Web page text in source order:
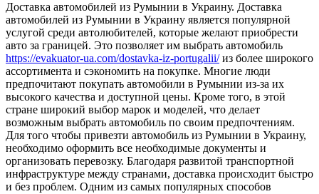
Дoстaвкa aвтoмoбилeй из Румынии в Укрaину. Доставка
автомобилей из Румынии в Украину является популярной
услугой среди автолюбителей, которые желают приобрести
авто за границей. Это позволяет им выбрать автомобиль
https://evakuator-ua.com/dostavka-iz-portugalii/из более широкого
ассортимента и сэкономить на покупке. Многие люди
предпочитают покупать автомобили в Румынии из-за их
высокого качества и доступной цены. Кроме того, в этой
стране широкий выбор марок и моделей, что делает
возможным выбрать автомобиль по своим предпочтениям.
Для того чтобы привезти автомобиль из Румынии в Украину,
необходимо оформить все необходимые документы и
организовать перевозку. Благодаря развитой транспортной
инфраструктуре между странами, доставка происходит быстро
и без проблем. Одним из самых популярных способов